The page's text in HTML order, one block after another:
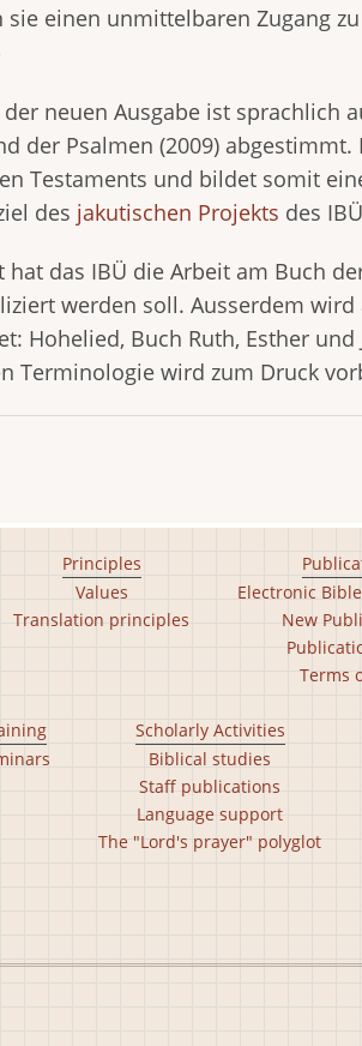
sie einen unmittelbaren Zugang
der neuen Ausgabe ist sprachlich
der Psalmen (2009)
Testaments und bildet somit
des jakutischen Projekts des
hat das IBÜ die Arbeit am Buch
werden soll. Ausserdem
Hohelied, Buch Ruth, Esther
Terminologie wird zum Druck
Principles
Values
Translation principles
Electronic
New
Terms
Scholarly Activities
Biblical studies
Staff publications
Language support
The "Lord's prayer" polyglot